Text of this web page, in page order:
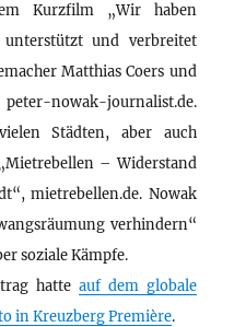
Kurzfilm „Wir haben
unterstützt und verbreitet
Matthias Coers und
nowak-journalist.de.
Städten, aber auch
– Widerstand
mietrebellen.de. Nowak
verhindern“
soziale Kämpfe.
hatte auf dem globale
in Kreuzberg Première.